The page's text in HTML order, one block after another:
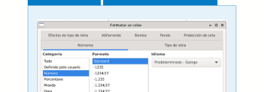
Números